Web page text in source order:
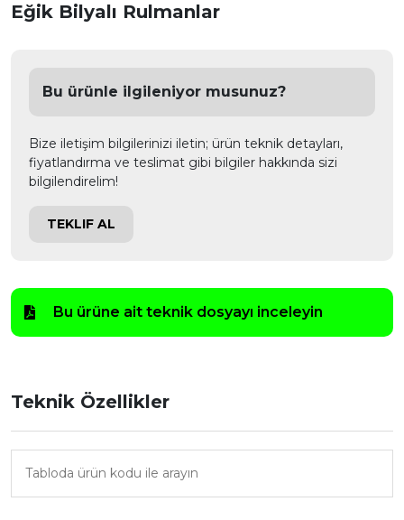
Eğik Bilyalı Rulmanlar
Bu ürünle ilgileniyor musunuz?
Bize iletişim bilgilerinizi iletin; ürün teknik detayları,
fiyatlandırma ve teslimat gibi bilgiler hakkında sizi
bilgilendirelim!
TEKLIF AL
Bu ürüne ait teknik dosyayı inceleyin
Teknik Özellikler